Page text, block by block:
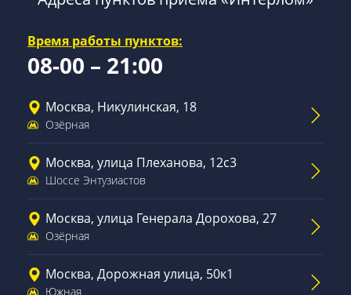
Время работы пунктов:
08-00 – 21:00
Москва, Никулинская, 18
Озёрная
Москва, улица Плеханова, 12с3
Шоссе Энтузиастов
Москва, улица Генерала Дорохова, 27
Озёрная
Москва, Дорожная улица, 50к1
Южная